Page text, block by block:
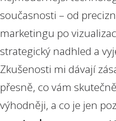
současnosti – od
marketingu po
strategický nadhled a
Zkušenosti mi dávají
přesně, co vám
výhodněji, a co je jen